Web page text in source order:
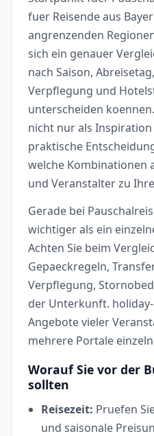
fuer Reisende aus
angrenzenden
sich ein genauer
nach Saison,
Verpflegung und
unterscheiden
nicht nur als
praktische
welche Kombinationen
und Veranstalter zu
Gerade bei
wichtiger als ein
Achten Sie beim
Gepaeckregeln,
Verpflegung,
der Unterkunft.
Angebote vieler
mehrere Portale
Worauf Sie vor der
sollten
Reisezeit: Pruefen
und saisonale